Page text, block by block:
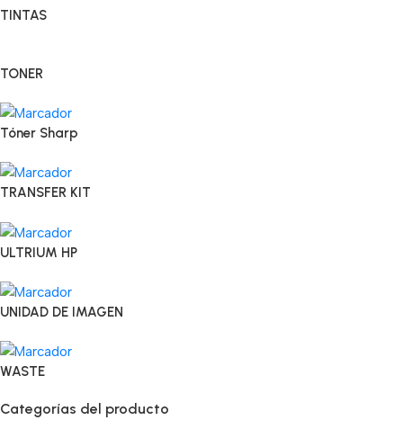
TINTAS
TONER
Tóner Sharp
TRANSFER KIT
ULTRIUM HP
UNIDAD DE IMAGEN
WASTE
Categorías del producto